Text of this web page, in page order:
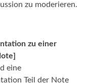
zu moderieren.
zu einer
eine
Teil der Note